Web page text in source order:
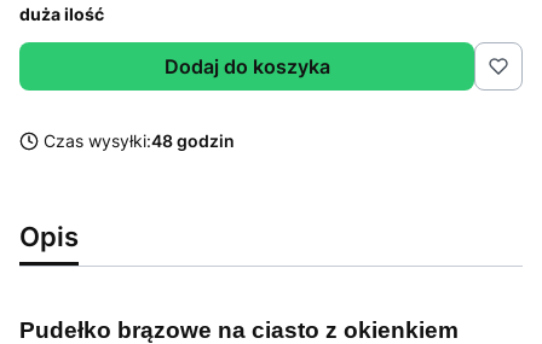
duża ilość
Dodaj do koszyka
Czas wysyłki:48 godzin
Opis
Pudełko brązowe na ciasto z okienkiem